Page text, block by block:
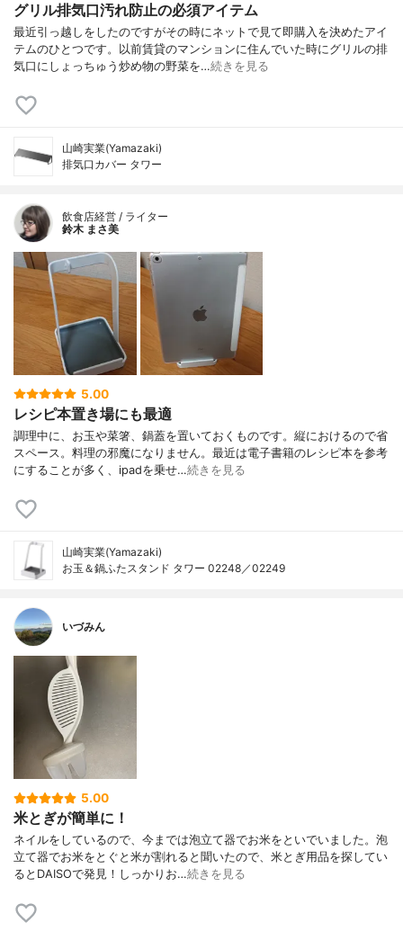
グリル排気口汚れ防止の必須アイテム
最近引っ越しをしたのですがその時にネットで見て即購入を決めたアイ
テムのひとつです。以前賃貸のマンションに住んでいた時にグリルの排
気口にしょっちゅう炒め物の野菜を…続きを見る
山崎実業(Yamazaki)
排気口カバー タワー
飲食店経営 / ライター
鈴木 まさ美
5.00
レシピ本置き場にも最適
調理中に、お玉や菜箸、鍋蓋を置いておくものです。縦におけるので省
スペース。料理の邪魔になりません。最近は電子書籍のレシピ本を参考
にすることが多く、ipadを乗せ…続きを見る
山崎実業(Yamazaki)
お玉＆鍋ふたスタンド タワー 02248／02249
いづみん
5.00
米とぎが簡単に！
ネイルをしているので、今までは泡立て器でお米をといでいました。泡
立て器でお米をとぐと米が割れると聞いたので、米とぎ用品を探してい
るとDAISOで発見！しっかりお…続きを見る